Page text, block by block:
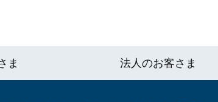
ま 法人のお客さま